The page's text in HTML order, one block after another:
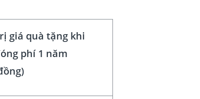
giá quà tặng khi
phí 1 năm